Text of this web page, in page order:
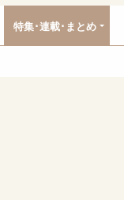
特集･連載･まとめ